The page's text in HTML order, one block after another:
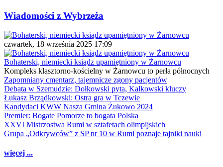
Wiadomości z Wybrzeża
czwartek, 18 września 2025 17:09
Bohaterski, niemiecki ksiądz upamiętniony w Żarnowcu
Kompleks klasztorno-kościelny w Żarnowcu to perła północnych
Zapomniany cmentarz, tajemnicze zgony pacjentów
Debata w Szemudzie: Dołkowski pyta, Kalkowski kluczy
Łukasz Brządkowski: Ostra gra w Tczewie
Kandydaci KWW Nasza Gmina Żukowo 2024
Premier: Bogate Pomorze to bogata Polska
XXVI Mistrzostwa Rumi w sztafetach olimpijskich
Grupa „Odkrywców” z SP nr 10 w Rumi poznaje tajniki nauki
więcej ...